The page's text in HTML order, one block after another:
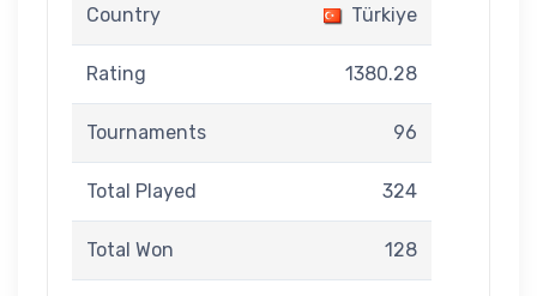
Country Türkiye
Rating 1380.28
Tournaments 96
Total Played 324
Total Won 128